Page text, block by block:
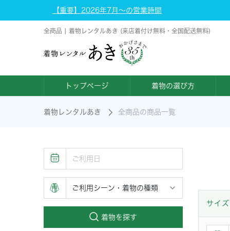
【重要】2026年7月～の営業時間
全商品 | 着物レンタルあき (来店着付け無料・全国配送無料)
トップページ 着物の選び方
着物レンタルあき 全商品の商品一覧
着物を探す
サイ